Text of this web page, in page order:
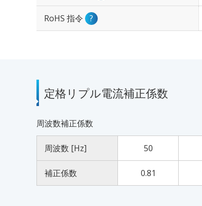
RoHS 指令 ?
定格リプル電流補正係数
周波数補正係数
周波数 [Hz] 50
補正係数 0.81